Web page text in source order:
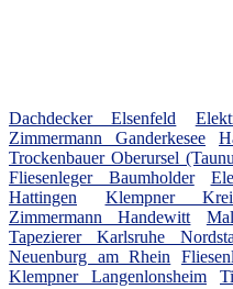
Dachdecker Elsenfeld
Zimmermann Ganderkesee
Trockenbauer Oberursel
Fliesenleger Baumholder
Hattingen
Klempner
Zimmermann Handewitt
Tapezierer Karlsruhe
Neuenburg am Rhein
Klempner Langenlonsheim